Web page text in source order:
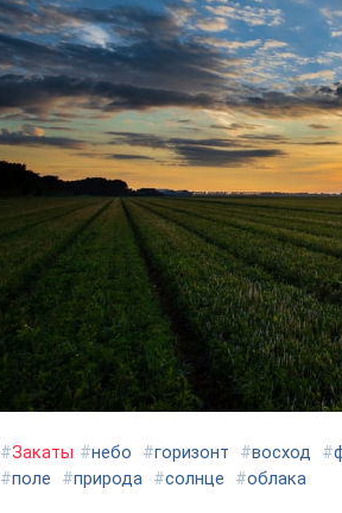
#Закаты #небо #горизонт #восход #
#поле #природа #солнце #облака